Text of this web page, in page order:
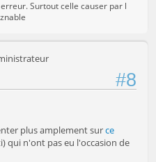
Surtout celle causer par l
#8
plus amplement surce
qui n'ont pas eu l'occasion de